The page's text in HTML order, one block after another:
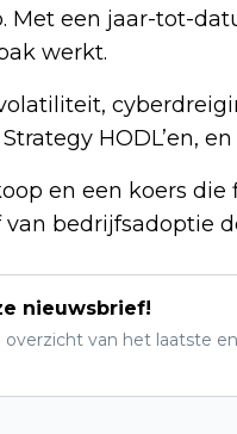
een jaar-tot-
werkt.
volatiliteit,
HODL’en,
en een koers
bedrijfsadoptie
nieuwsbrief!
van het laatste